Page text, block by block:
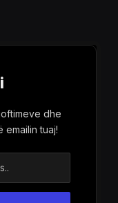
dhe
emailin tuaj!